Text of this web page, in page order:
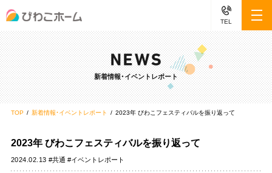
TEL
新着情報・イベントレポート
TOP 新着情報・イベントレポート 2023年 びわこフェスティバルを振り返って
2023年 びわこフェスティバルを振り返って
2024.02.13 #共通 #イベントレポート